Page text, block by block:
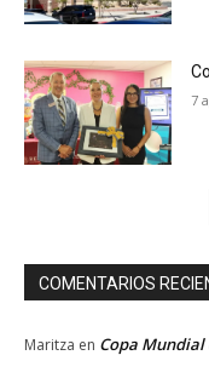
7
COMENTARIOS
Maritza en Copa Mundial